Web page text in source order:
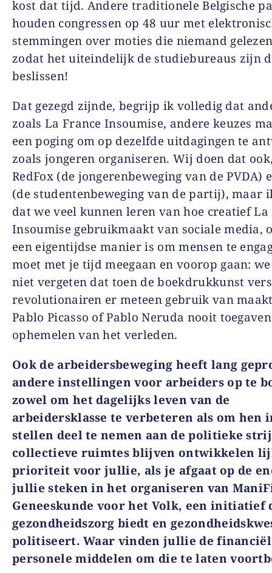
kost dat tijd. Andere traditionele Belgische
houden congressen op 48 uur met
stemmingen over moties die niemand
zodat het uiteindelijk de studiebureaus zijn
beslissen!
Dat gezegd zijnde, begrijp ik volledig dat
zoals La France Insoumise, andere keuzes
een poging om op dezelfde uitdagingen te
zoals jongeren organiseren. Wij doen dat
RedFox (de jongerenbeweging van de PVDA)
(de studentenbeweging van de partij), maar
dat we veel kunnen leren van hoe creatief La
Insoumise gebruikmaakt van sociale media,
een eigentijdse manier is om mensen te
moet met je tijd meegaan en voorop gaan:
niet vergeten dat toen de boekdrukkunst
revolutionairen er meteen gebruik van
Pablo Picasso of Pablo Neruda nooit
ophemelen van het verleden.
Ook de arbeidersbeweging heeft lang
andere instellingen voor arbeiders op te
zowel om het dagelijks leven van de
arbeidersklasse te verbeteren als om hen
stellen deel te nemen aan de politieke
collectieve ruimtes blijven ontwikkelen
prioriteit voor jullie, als je afgaat op de
jullie steken in het organiseren van
Geneeskunde voor het Volk, een initiatief
gezondheidszorg biedt en
politiseert. Waar vinden jullie de
personele middelen om die te laten